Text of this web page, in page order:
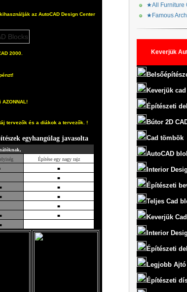
az AutoCAD Design Center
2000.
tervezők és a diákok a tervezők. !
egyhangúlag javasolta
Építése egy nagy rajz
■
■
■
■
■
■
★All Furniture
★Famous
Keverjük
Keverjük
Építészeti
Bútor 2D
Cad tömbök
AutoCAD
Interior
Építészeti
Teljes Cad
Keverjük
Interior
Építészeti
Legjobb
Építészeti